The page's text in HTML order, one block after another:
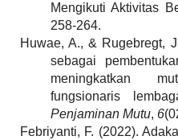
Mengikuti Aktivitas
258-264.
Huwae, A., & Rugebregt,
sebagai
meningkatkan
fungsionaris
Penjaminan Mutu, 6
Febriyanti, F. (2022).